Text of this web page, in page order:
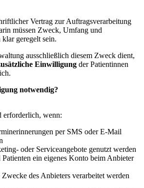
Vertrag zur Auftragsverarbeitung
müssen Zweck, Umfang und
klar geregelt sein.
ausschließlich diesem Zweck dient,
Einwilligung der Patientinnen
notwendig?
wenn:
per SMS oder E-Mail
oder Serviceangebote genutzt werden
Patienten ein eigenes Konto beim Anbieter
des Anbieters verarbeitet werden